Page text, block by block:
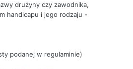
drużyny czy zawodnika,
handicapu i jego rodzaju -
podanej w regulaminie)